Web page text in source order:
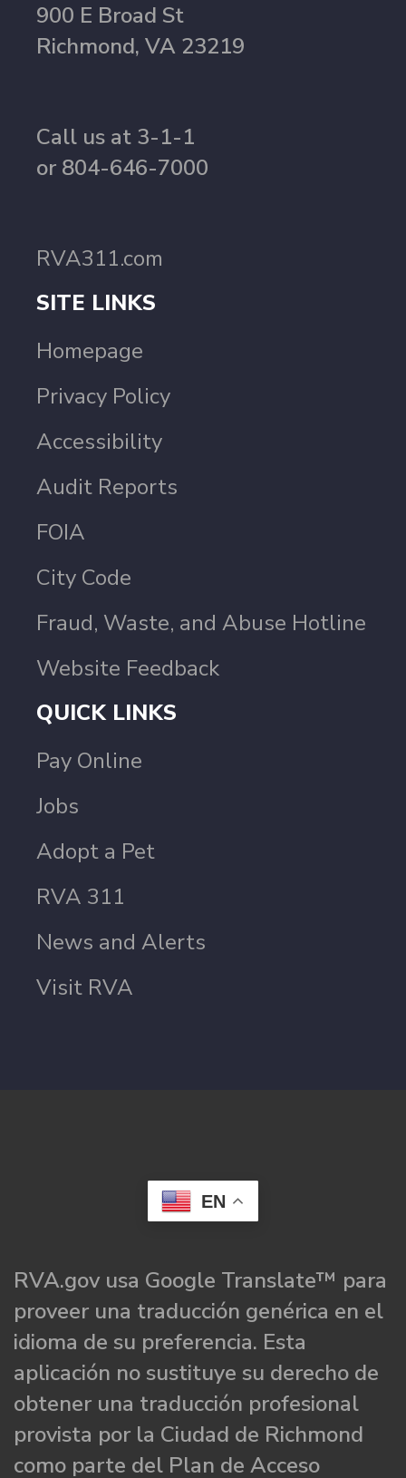
900 E Broad St
Richmond, VA 23219
Call us at 3-1-1
or 804-646-7000
RVA311.com
SITE LINKS
Homepage
Privacy Policy
Accessibility
Audit Reports
FOIA
City Code
Fraud, Waste, and Abuse Hotline
Website Feedback
QUICK LINKS
Pay Online
Jobs
Adopt a Pet
RVA 311
News and Alerts
Visit RVA
EN
RVA.gov usa Google Translate™ para
proveer una traducción genérica en el
idioma de su preferencia. Esta
aplicación no sustituye su derecho de
obtener una traducción profesional
provista por la Ciudad de Richmond
como parte del Plan de Acceso